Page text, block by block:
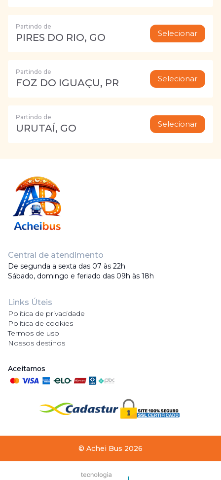
Partindo de
PIRES DO RIO, GO Selecionar
Partindo de
FOZ DO IGUAÇU, PR Selecionar
Partindo de
URUTAÍ, GO Selecionar
Central de atendimento
De segunda a sexta das 07 às 22h
Sábado, domingo e feriado das 09h às 18h
Links Úteis
Política de privacidade
Política de cookies
Termos de uso
Nossos destinos
Aceitamos
© Achei Bus 2026